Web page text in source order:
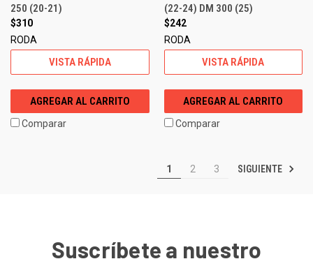
250 (20-21)
$310
RODA
VISTA RÁPIDA
AGREGAR AL CARRITO
Comparar
(22-24) DM 300 (25)
$242
RODA
VISTA RÁPIDA
AGREGAR AL CARRITO
Comparar
1 2 3 SIGUIENTE
Suscríbete a nuestro